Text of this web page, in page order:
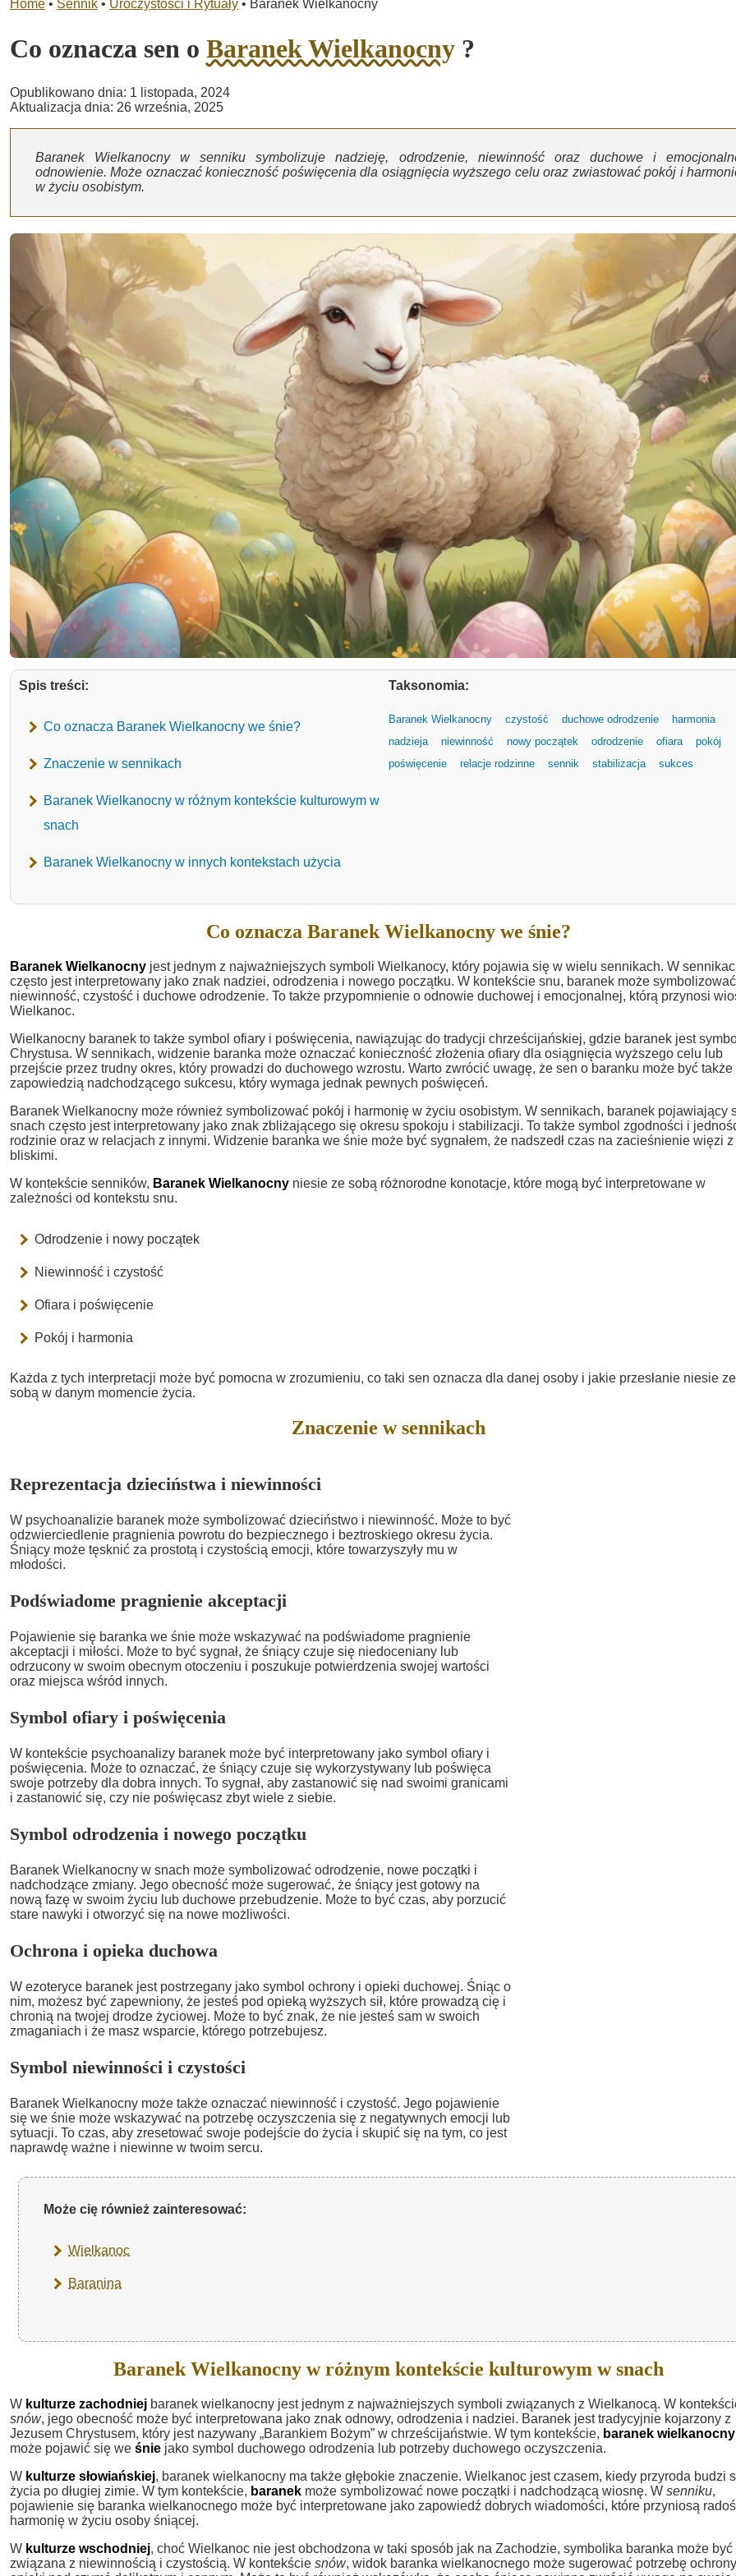
Home • Sennik • Uroczystości i Rytuały • Baranek Wielkanocny
Co oznacza sen o Baranek Wielkanocny ?
Opublikowano dnia: 1 listopada, 2024
Aktualizacja dnia: 26 września, 2025
Baranek Wielkanocny w senniku symbolizuje nadzieję, odrodzenie, niewinność oraz duchowe i
odnowienie. Może oznaczać konieczność poświęcenia dla osiągnięcia wyższego celu oraz zwiastować pokój i
w życiu osobistym.
Spis treści:
Co oznacza Baranek Wielkanocny we śnie?
Znaczenie w sennikach
Baranek Wielkanocny w różnym kontekście kulturowym w
snach
Baranek Wielkanocny w innych kontekstach użycia
Taksonomia:
Baranek Wielkanocny czystość duchowe odrodzenie
harmonia
nadzieja
niewinność nowy początek odrodzenie ofiara
pokój
poświęcenie
relacje rodzinne sennik stabilizacja sukces
Co oznacza Baranek Wielkanocny we śnie?
Baranek Wielkanocny jest jednym z najważniejszych symboli Wielkanocy, który pojawia się w wielu sennikach. W
często jest interpretowany jako znak nadziei, odrodzenia i nowego początku. W kontekście snu, baranek może symbolizować
niewinność, czystość i duchowe odrodzenie. To także przypomnienie o odnowie duchowej i emocjonalnej, którą przynosi
Wielkanoc.
Wielkanocny baranek to także symbol ofiary i poświęcenia, nawiązując do tradycji chrześcijańskiej, gdzie baranek jest
Chrystusa. W sennikach, widzenie baranka może oznaczać konieczność złożenia ofiary dla osiągnięcia wyższego celu lub
przejście przez trudny okres, który prowadzi do duchowego wzrostu. Warto zwrócić uwagę, że sen o baranku może być także
zapowiedzią nadchodzącego sukcesu, który wymaga jednak pewnych poświęceń.
Baranek Wielkanocny może również symbolizować pokój i harmonię w życiu osobistym. W sennikach, baranek pojawiający
snach często jest interpretowany jako znak zbliżającego się okresu spokoju i stabilizacji. To także symbol zgodności i
rodzinie oraz w relacjach z innymi. Widzenie baranka we śnie może być sygnałem, że nadszedł czas na zacieśnienie więzi z
bliskimi.
W kontekście senników, Baranek Wielkanocny niesie ze sobą różnorodne konotacje, które mogą być interpretowane w
zależności od kontekstu snu.
Odrodzenie i nowy początek
Niewinność i czystość
Ofiara i poświęcenie
Pokój i harmonia
Każda z tych interpretacji może być pomocna w zrozumieniu, co taki sen oznacza dla danej osoby i jakie przesłanie niesie ze
sobą w danym momencie życia.
Znaczenie w sennikach
Reprezentacja dzieciństwa i niewinności
W psychoanalizie baranek może symbolizować dzieciństwo i niewinność. Może to być
odzwierciedlenie pragnienia powrotu do bezpiecznego i beztroskiego okresu życia.
Śniący może tęsknić za prostotą i czystością emocji, które towarzyszyły mu w
młodości.
Podświadome pragnienie akceptacji
Pojawienie się baranka we śnie może wskazywać na podświadome pragnienie
akceptacji i miłości. Może to być sygnał, że śniący czuje się niedoceniany lub
odrzucony w swoim obecnym otoczeniu i poszukuje potwierdzenia swojej wartości
oraz miejsca wśród innych.
Symbol ofiary i poświęcenia
W kontekście psychoanalizy baranek może być interpretowany jako symbol ofiary i
poświęcenia. Może to oznaczać, że śniący czuje się wykorzystywany lub poświęca
swoje potrzeby dla dobra innych. To sygnał, aby zastanowić się nad swoimi granicami
i zastanowić się, czy nie poświęcasz zbyt wiele z siebie.
Symbol odrodzenia i nowego początku
Baranek Wielkanocny w snach może symbolizować odrodzenie, nowe początki i
nadchodzące zmiany. Jego obecność może sugerować, że śniący jest gotowy na
nową fazę w swoim życiu lub duchowe przebudzenie. Może to być czas, aby porzucić
stare nawyki i otworzyć się na nowe możliwości.
Ochrona i opieka duchowa
W ezoteryce baranek jest postrzegany jako symbol ochrony i opieki duchowej. Śniąc o
nim, możesz być zapewniony, że jesteś pod opieką wyższych sił, które prowadzą cię i
chronią na twojej drodze życiowej. Może to być znak, że nie jesteś sam w swoich
zmaganiach i że masz wsparcie, którego potrzebujesz.
Symbol niewinności i czystości
Baranek Wielkanocny może także oznaczać niewinność i czystość. Jego pojawienie
się we śnie może wskazywać na potrzebę oczyszczenia się z negatywnych emocji lub
sytuacji. To czas, aby zresetować swoje podejście do życia i skupić się na tym, co jest
naprawdę ważne i niewinne w twoim sercu.
Może cię również zainteresować:
Wielkanoc
Baranina
Baranek Wielkanocny w różnym kontekście kulturowym w snach
W kulturze zachodniej baranek wielkanocny jest jednym z najważniejszych symboli związanych z Wielkanocą. W
snów, jego obecność może być interpretowana jako znak odnowy, odrodzenia i nadziei. Baranek jest tradycyjnie kojarzony z
Jezusem Chrystusem, który jest nazywany „Barankiem Bożym” w chrześcijaństwie. W tym kontekście, baranek wielkanocny
może pojawić się we śnie jako symbol duchowego odrodzenia lub potrzeby duchowego oczyszczenia.
W kulturze słowiańskiej, baranek wielkanocny ma także głębokie znaczenie. Wielkanoc jest czasem, kiedy przyroda budzi
życia po długiej zimie. W tym kontekście, baranek może symbolizować nowe początki i nadchodzącą wiosnę. W senniku,
pojawienie się baranka wielkanocnego może być interpretowane jako zapowiedź dobrych wiadomości, które przyniosą
harmonię w życiu osoby śniącej.
W kulturze wschodniej, choć Wielkanoc nie jest obchodzona w taki sposób jak na Zachodzie, symbolika baranka może być
związana z niewinnością i czystością. W kontekście snów, widok baranka wielkanocnego może sugerować potrzebę